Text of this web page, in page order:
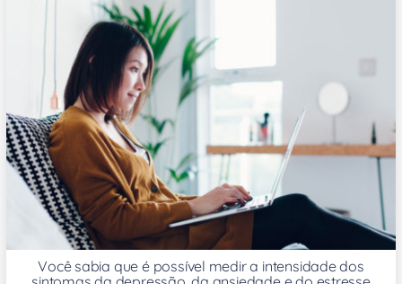
Você sabia que é possível medir a intensidade dos